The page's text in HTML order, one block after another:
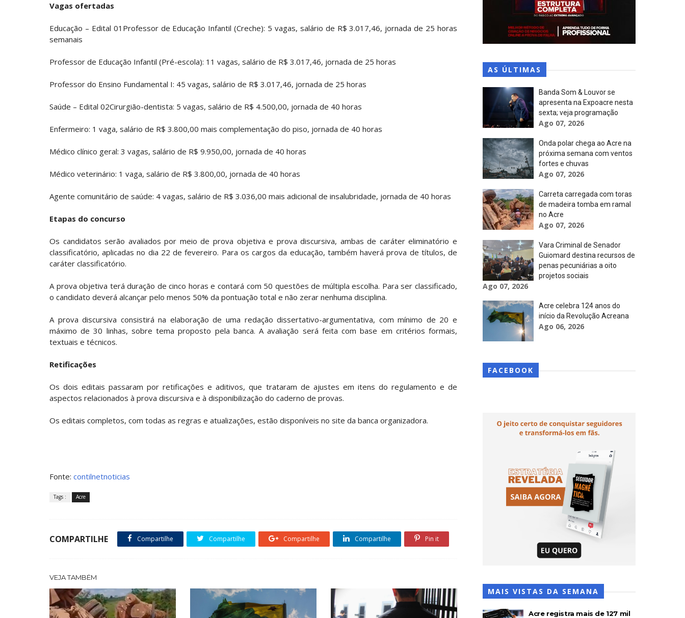
Vagas ofertadas
Educação – Edital 01Professor de Educação Infantil (Creche): 5 vagas, salário de R$ 3.017,46, jornada de 25 horas
semanais
Professor de Educação Infantil (Pré-escola): 11 vagas, salário de R$ 3.017,46, jornada de 25 horas
Professor do Ensino Fundamental I: 45 vagas, salário de R$ 3.017,46, jornada de 25 horas
Saúde – Edital 02Cirurgião-dentista: 5 vagas, salário de R$ 4.500,00, jornada de 40 horas
Enfermeiro: 1 vaga, salário de R$ 3.800,00 mais complementação do piso, jornada de 40 horas
Médico clínico geral: 3 vagas, salário de R$ 9.950,00, jornada de 40 horas
Médico veterinário: 1 vaga, salário de R$ 3.800,00, jornada de 40 horas
Agente comunitário de saúde: 4 vagas, salário de R$ 3.036,00 mais adicional de insalubridade, jornada de 40 horas
Etapas do concurso
Os candidatos serão avaliados por meio de prova objetiva e prova discursiva, ambas de caráter eliminatório e
classificatório, aplicadas no dia 22 de fevereiro. Para os cargos da educação, também haverá prova de títulos, de
caráter classificatório.
A prova objetiva terá duração de cinco horas e contará com 50 questões de múltipla escolha. Para ser classificado,
o candidato deverá alcançar pelo menos 50% da pontuação total e não zerar nenhuma disciplina.
A prova discursiva consistirá na elaboração de uma redação dissertativo-argumentativa, com mínimo de 20 e
máximo de 30 linhas, sobre tema proposto pela banca. A avaliação será feita com base em critérios formais,
textuais e técnicos.
Retificações
Os dois editais passaram por retificações e aditivos, que trataram de ajustes em itens do regulamento e de
aspectos relacionados à prova discursiva e à disponibilização do caderno de provas.
Os editais completos, com todas as regras e atualizações, estão disponíveis no site da banca organizadora.
Fonte: contilnetnoticias
Tags : Acre
COMPARTILHE Compartilhe Compartilhe Compartilhe Compartilhe Pin it
VEJA TAMBÉM
AS ÚLTIMAS
Banda Som & Louvor se
apresenta na Expoacre nesta
sexta; veja programação
Ago 07, 2026
Onda polar chega ao Acre na
próxima semana com ventos
fortes e chuvas
Ago 07, 2026
Carreta carregada com toras
de madeira tomba em ramal
no Acre
Ago 07, 2026
Vara Criminal de Senador
Guiomard destina recursos de
penas pecuniárias a oito
projetos sociais
Ago 07, 2026
Acre celebra 124 anos do
início da Revolução Acreana
Ago 06, 2026
FACEBOOK
MAIS VISTAS DA SEMANA
Acre registra mais de 127 mil